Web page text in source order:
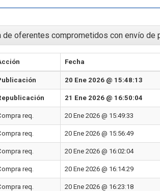
de oferentes comprometidos con envío de
Fecha
20 Ene 2026 @ 15:48:13
21 Ene 2026 @ 16:50:04
req. 20 Ene 2026 @ 15:49:33
req. 20 Ene 2026 @ 15:56:49
req. 20 Ene 2026 @ 16:02:04
req. 20 Ene 2026 @ 16:14:29
req. 20 Ene 2026 @ 16:23:18